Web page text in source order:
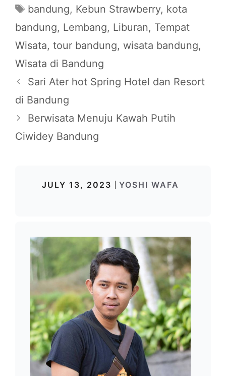
Tags
bandung, Kebun Strawberry, kota
bandung, Lembang, Liburan, Tempat
Wisata, tour bandung, wisata bandung,
Wisata di Bandung
Sari Ater hot Spring Hotel dan Resort
di Bandung
Berwisata Menuju Kawah Putih
Ciwidey Bandung
JULY 13, 2023 YOSHI WAFA